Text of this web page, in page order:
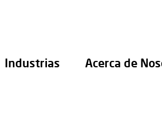
Industrias Acerca de